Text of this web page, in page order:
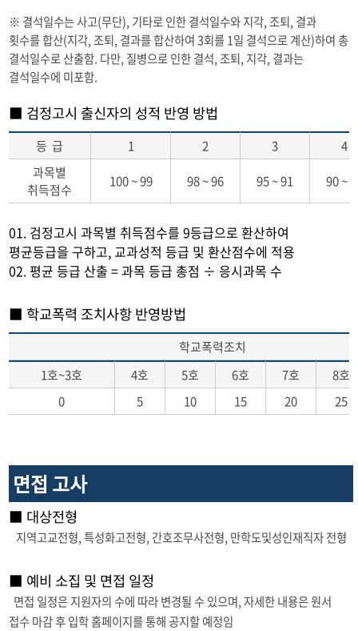
※ 결석일수는 사고(무단), 기타로 인한 결석일수와 지각, 조퇴, 결과
횟수를 합산(지각, 조퇴, 결과를 합산하여 3회를 1일 결석으로 계산)하여 총
결석일수로 산출함. 다만, 질병으로 인한 결석, 조퇴, 지각, 결과는
결석일수에 미포함.
■ 검정고시 출신자의 성적 반영 방법
등 급 1 2 3
4
과목별
취득점수
100 ~ 99 98 ~ 96 95 ~ 91 90 ~
01. 검정고시 과목별 취득점수를 9등급으로 환산하여
평균등급을 구하고, 교과성적 등급 및 환산점수에 적용
02. 평균 등급 산출 = 과목 등급 총점 ÷ 응시과목 수
■ 학교폭력 조치사항 반영방법
학교폭력조치
1호~3호
4호 5호 6호 7호
8호
0
5 10 15 20 25
면접 고사
■ 대상전형
지역고교전형, 특성화고전형, 간호조무사전형, 만학도및성인재직자 전형
■ 예비 소집 및 면접 일정
면접 일정은 지원자의 수에 따라 변경될 수 있으며, 자세한 내용은 원서
접수 마감 후 입학 홈페이지를 통해 공지할 예정임